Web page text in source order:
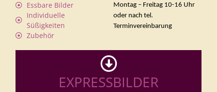
Essbare Bilder
Individuelle
Süßigkeiten
Zubehör
Montag – Freitag 10-16 Uhr
oder nach tel.
Terminvereinbarung
EXPRESSBILDER